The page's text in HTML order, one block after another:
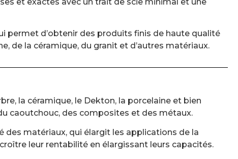
permet d’obtenir des produits finis de haute qualité
de la céramique, du granit et d’autres matériaux.
la céramique, le Dekton, la porcelaine et bien
caoutchouc, des composites et des métaux.
des matériaux, qui élargit les applications de la
leur rentabilité en élargissant leurs capacités.